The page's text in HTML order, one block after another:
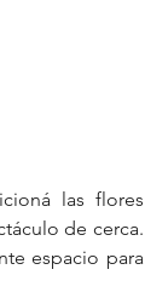
las flores
de cerca.
espacio para